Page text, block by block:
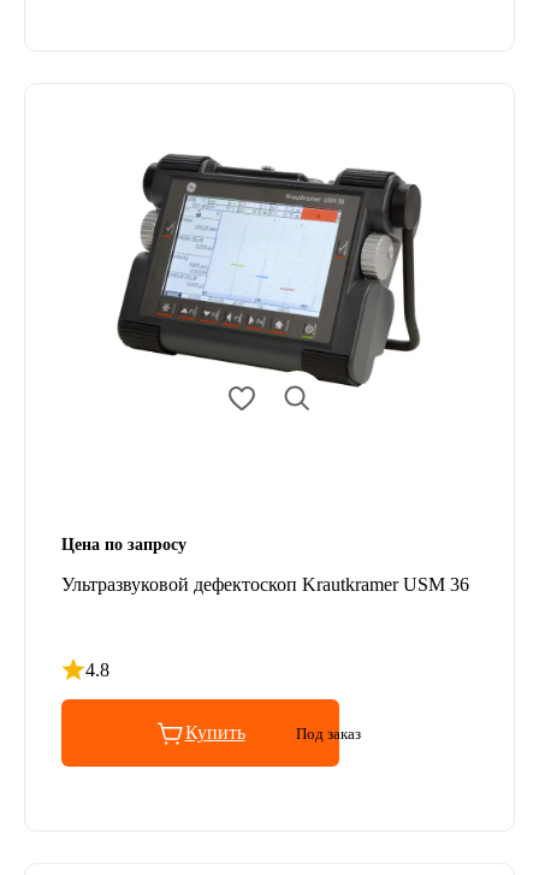
Цена по запросу
Ультразвуковой дефектоскоп Krautkramer USM 36
4.8
Рейтинг 4.8 из 5
Купить Под заказ